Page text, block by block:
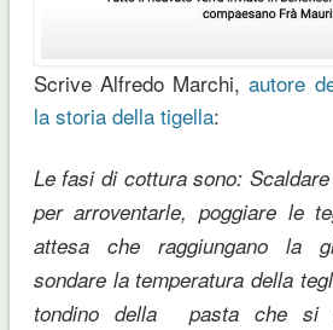
Scrive Alfredo Marchi,autore
la storia della tigella:
Le fasi di cottura sono:
per arroventarle, poggiare le
attesa che raggiungano la
sondare la temperatura della
tondino della pasta che si